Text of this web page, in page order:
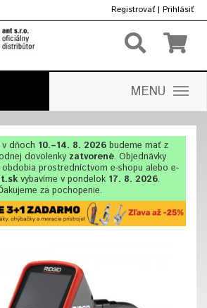
Registrovať | Prihlásiť
MENU
v dňoch 10.–14. 8. 2026 budeme mať z
dovolenkyzatvorené. Objednávky
prostredníctvom e-shopu alebo e-
vybavíme v pondelok 17. 8. 2026.
za pochopenie.